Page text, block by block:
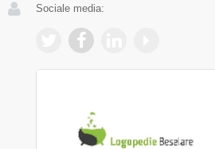
Sociale media: